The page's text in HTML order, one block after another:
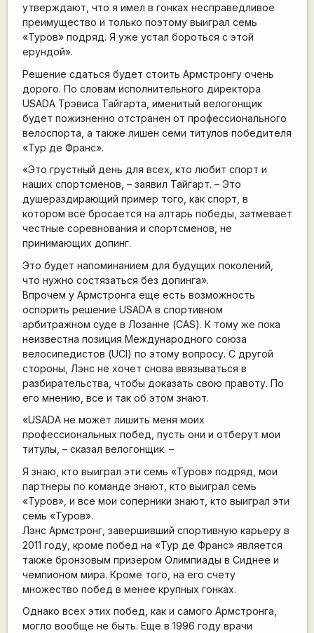
утверждают, что я имел в гонках несправедливое
преимущество и только поэтому выиграл семь
«Туров» подряд. Я уже устал бороться с этой
ерундой».
Решение сдаться будет стоить Армстронгу очень
дорого. По словам исполнительного директора
USADA Трэвиса Тайгарта, именитый велогонщик
будет пожизненно отстранен от профессионального
велоспорта, а также лишен семи титулов победителя
«Тур де Франс».
«Это грустный день для всех, кто любит спорт и
наших спортсменов, – заявил Тайгарт. – Это
душераздирающий пример того, как спорт, в
котором всё бросается на алтарь победы, затмевает
честные соревнования и спортсменов, не
принимающих допинг.
Это будет напоминанием для будущих поколений,
что нужно состязаться без допинга».
Впрочем у Армстронга еще есть возможность
оспорить решение USADA в спортивном
арбитражном суде в Лозанне (CAS). К тому же пока
неизвестна позиция Международного союза
велосипедистов (UCI) по этому вопросу. С другой
стороны, Лэнс не хочет снова ввязываться в
разбирательства, чтобы доказать свою правоту. По
его мнению, все и так об этом знают.
«USADA не может лишить меня моих
профессиональных побед, пусть они и отберут мои
титулы, – сказал велогонщик. –
Я знаю, кто выиграл эти семь «Туров» подряд, мои
партнеры по команде знают, кто выиграл семь
«Туров», и все мои соперники знают, кто выиграл эти
семь «Туров».
Лэнс Армстронг, завершивший спортивную карьеру в
2011 году, кроме побед на «Тур де Франс» является
также бронзовым призером Олимпиады в Сиднее и
чемпионом мира. Кроме того, на его счету
множество побед в менее крупных гонках.
Однако всех этих побед, как и самого Армстронга,
могло вообще не быть. Еще в 1996 году врачи